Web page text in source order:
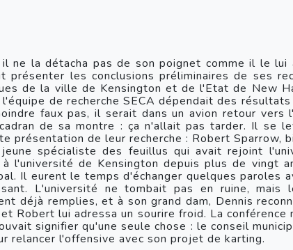
ne la détacha pas de son poignet comme il le lui
les conclusions préliminaires de ses
de la ville de Kensington et de l'Etat de New
de recherche SECA dépendait des résultats
faux pas, il serait dans un avion retour vers
de sa montre : ça n'allait pas tarder. Il se
de leur recherche : Robert Sparrow,
spécialiste des feuillus qui avait rejoint
l'université de Kensington depuis plus de vingt
Il eurent le temps d'échanger quelques paroles
L'université ne tombait pas en ruine, mais
déjà remplies, et à son grand dam, Dennis
Robert lui adressa un sourire froid. La conférence
signifier qu'une seule chose : le conseil
relancer l'offensive avec son projet de karting.